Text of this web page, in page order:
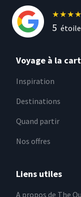
★★★★
5
Voyage à la
Inspiration
Destinations
Quand partir
Nos offres
Liens utiles
A propos de The